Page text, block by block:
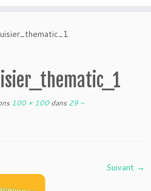
100 × 100dans 29 –
Suivant →